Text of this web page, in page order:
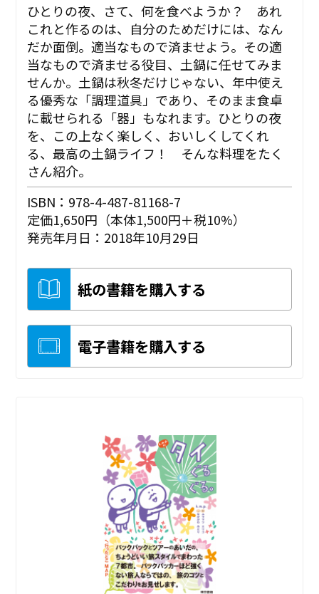
ひとりの夜、さて、何を食べようか？ あれ
これと作るのは、自分のためだけには、なん
だか面倒。適当なもので済ませよう。その適
当なもので済ませる役目、土鍋に任せてみま
せんか。土鍋は秋冬だけじゃない、年中使え
る優秀な「調理道具」であり、そのまま食卓
に載せられる「器」もなれます。ひとりの夜
を、この上なく楽しく、おいしくしてくれ
る、最高の土鍋ライフ！ そんな料理をたく
さん紹介。
ISBN：978-4-487-81168-7
定価1,650円（本体1,500円＋税10%）
発売年月日：2018年10月29日
紙の書籍を購入する
電子書籍を購入する